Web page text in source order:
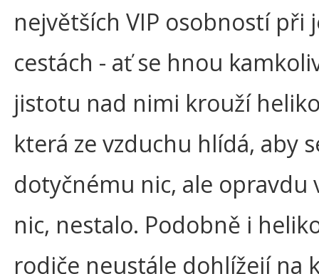
největších VIP osobností při
cestách - ať se hnou
jistotu nad nimi krouží
která ze vzduchu hlídá, aby
dotyčnému nic, ale opravdu
nic, nestalo. Podobně i
rodiče neustále dohlížejí na